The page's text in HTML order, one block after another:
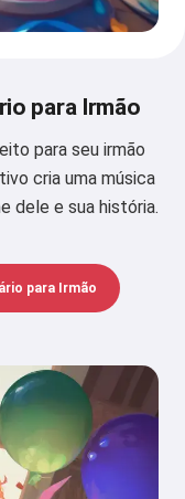
para Irmão
para seu irmão
cria uma música
dele e sua história.
para Irmão